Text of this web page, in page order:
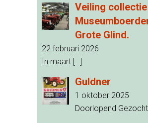
Veiling collectie
Grote Glind.
22 februari 2026
In maart […]
Guldner
1 oktober 2025
Doorlopend Gezocht